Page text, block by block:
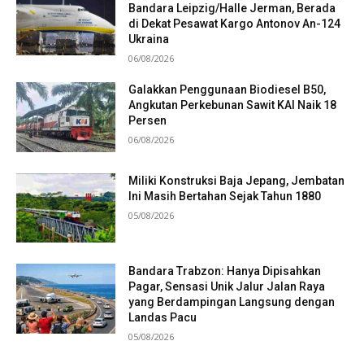
Bandara Leipzig/Halle Jerman, Berada
di Dekat Pesawat Kargo Antonov An-124
Ukraina
06/08/2026
Galakkan Penggunaan Biodiesel B50,
Angkutan Perkebunan Sawit KAI Naik 18
Persen
06/08/2026
Miliki Konstruksi Baja Jepang, Jembatan
Ini Masih Bertahan Sejak Tahun 1880
05/08/2026
Bandara Trabzon: Hanya Dipisahkan
Pagar, Sensasi Unik Jalur Jalan Raya
yang Berdampingan Langsung dengan
Landas Pacu
05/08/2026